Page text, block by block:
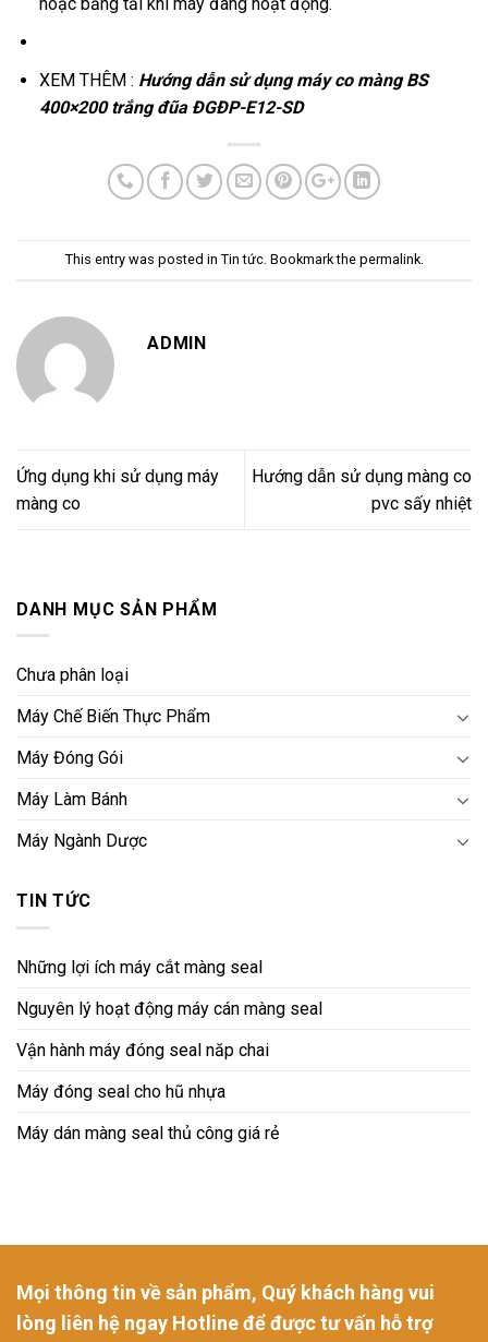
hoặc băng tải khi máy đang hoạt động.
XEM THÊM : Hướng dẫn sử dụng máy co màng BS
400×200 trắng đũa ĐGĐP-E12-SD
This entry was posted in Tin tức. Bookmark the permalink.
ADMIN
Ứng dụng khi sử dụng máy
màng co
Hướng dẫn sử dụng màng co
pvc sấy nhiệt
DANH MỤC SẢN PHẨM
Chưa phân loại
Máy Chế Biến Thực Phẩm
Máy Đóng Gói
Máy Làm Bánh
Máy Ngành Dược
TIN TỨC
Những lợi ích máy cắt màng seal
Nguyên lý hoạt động máy cán màng seal
Vận hành máy đóng seal năp chai
Máy đóng seal cho hũ nhựa
Máy dán màng seal thủ công giá rẻ
Mọi thông tin về sản phẩm, Quý khách hàng vui
lòng liên hệ ngay Hotline để được tư vấn hỗ trợ